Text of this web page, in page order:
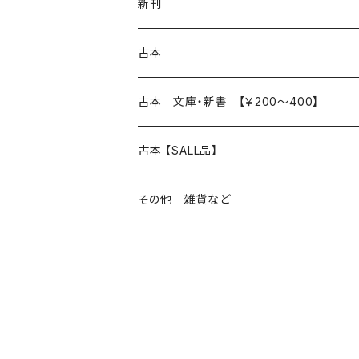
新刊
本 の あれこれ
読書のこと
本屋のこと
文芸
近代小説 エッセイ 戯曲（日本人作家）
現代小説 エッセイ 戯曲（日本人作家）
日々 の できこと
日常の 風景 群像
生き方 ライフスタイル
古本
本 の あれこれ
読書のこと
本屋のこと
日本文学
小説 エッセイ 戯曲（日本人作家）
海外文学
古本 文庫・新書 【￥200～400】
日本文学
小説 エッセイ 戯曲
海外文学
古本 【SALL品】
20％OFF
その他 雑貨など